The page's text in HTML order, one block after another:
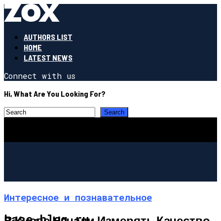
AUTHORS LIST
HOME
LATEST NEWS
Connect with us
Hi, What Are You Looking For?
Интересное и познавательное